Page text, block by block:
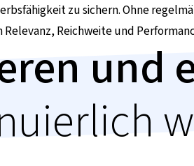
zu sichern. Ohne
Relevanz, Reichweite und
und